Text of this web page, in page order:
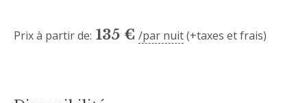
Prix à partir de: 135 € par nuit(+taxes et frais)